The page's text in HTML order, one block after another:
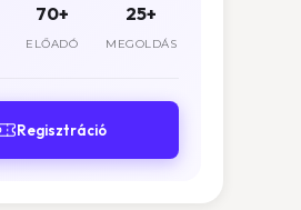
70+
ELŐADÓ
25+
MEGOLDÁS
Regisztráció